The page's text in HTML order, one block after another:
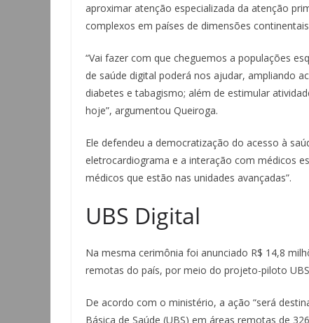
aproximar atenção especializada da atenção
complexos em países de dimensões
“Vai fazer com que cheguemos a populações
de saúde digital poderá nos ajudar, ampliando
diabetes e tabagismo; além de estimular
hoje”, argumentou Queiroga.
Ele defendeu a democratização do acesso à
eletrocardiograma e a interação com médicos
médicos que estão nas unidades avançadas”.
UBS Digital
Na mesma cerimônia foi anunciado R$ 14,8
remotas do país, por meio do projeto-piloto
De acordo com o ministério, a ação “será
Básica de Saúde (UBS) em áreas remotas de